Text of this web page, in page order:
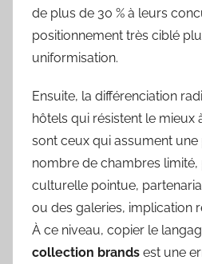
de plus de 30 % à leurs
positionnement très ciblé
uniformisation.
Ensuite, la différenciation
hôtels qui résistent le mieux
sont ceux qui assument une
nombre de chambres
culturelle pointue,
ou des galeries, implication
À ce niveau, copier le
collection brands est une